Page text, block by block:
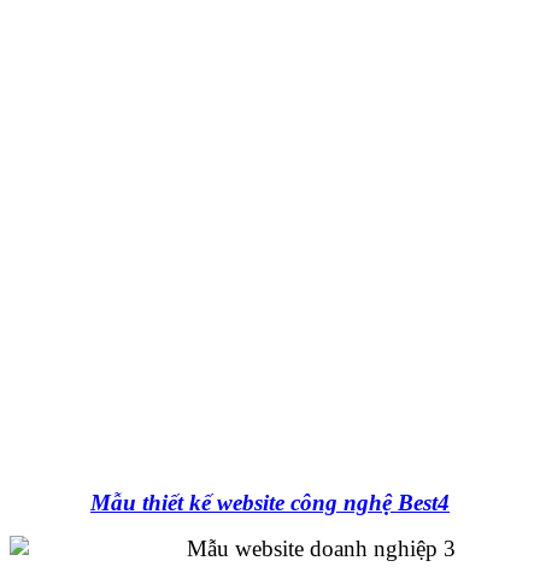
Mẫu thiết kế website công nghệ Best4